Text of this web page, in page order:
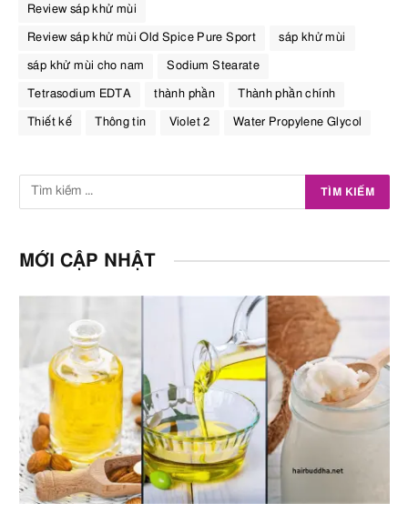
Review sáp khử mùi
Review sáp khử mùi Old Spice Pure Sport sáp khử mùi
sáp khử mùi cho nam Sodium Stearate
Tetrasodium EDTA thành phần Thành phần chính
Thiết kế Thông tin Violet 2 Water Propylene Glycol
MỚI CẬP NHẬT